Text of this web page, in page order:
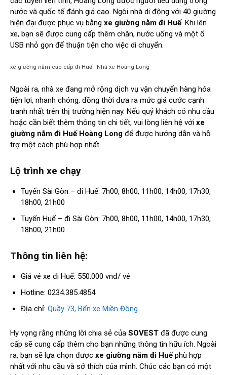
nước và quốc tế đánh giá cao. Ngôi nhà di động với 40 giường
hiện đại được phục vụ bằng xe giường nằm đi Huế. Khi lên
xe, bạn sẽ được cung cấp thêm chăn, nước uống và một ổ
USB nhỏ gọn để thuận tiện cho việc di chuyển.
xe giường nằm cao cấp đi Huế - Nhà xe Hoàng Long
Ngoài ra, nhà xe đang mở rộng dịch vụ vận chuyển hàng hóa
tiện lợi, nhanh chóng, đồng thời đưa ra mức giá cước cạnh
tranh nhất trên thị trường hiện nay. Nếu quý khách có nhu cầu
hoặc cần biết thêm thông tin chi tiết, vui lòng liên hệ với xe
giường nằm đi Huế Hoàng Long để được hướng dẫn và hỗ
trợ một cách phù hợp nhất.
Lộ trình xe chạy
Tuyến Sài Gòn – đi Huế: 7h00, 8h00, 11h00, 14h00, 17h30,
18h00, 21h00
Tuyến Huế – đi Sài Gòn: 7h00, 8h00, 11h00, 14h00, 17h30,
18h00, 21h00
Thông tin liên hệ:
Giá vé xe đi Huế: 550.000 vnđ/ vé
Hotline: 0234.385.4854
Địa chỉ: Quầy 73, Bến xe Miền Đông
Hy vọng rằng những lời chia sẻ của SOVEST đã được cung
cấp sẽ cung cấp thêm cho bạn những thông tin hữu ích. Ngoài
ra, bạn sẽ lựa chọn được xe giường nằm đi Huếphù hợp
nhất với nhu cầu và sở thích của mình. Chúc các bạn có một